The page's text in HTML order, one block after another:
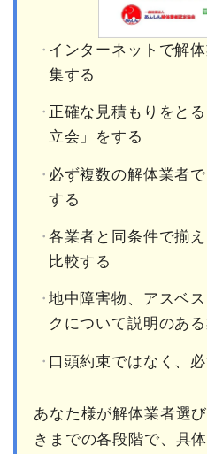
インターネットで解
集する
正確な見積もりをと
立会」をする
必ず複数の解体業者
する
各業者と同条件で揃
比較する
地中障害物、アスベ
クについて説明のあ
口頭約束ではなく、
あなた様が解体業者選
きまでの各段階で、具